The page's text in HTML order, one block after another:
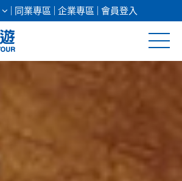
同業專區 企業專區 會員登入